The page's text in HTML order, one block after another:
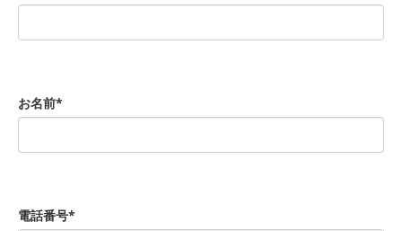
お名前*
電話番号*